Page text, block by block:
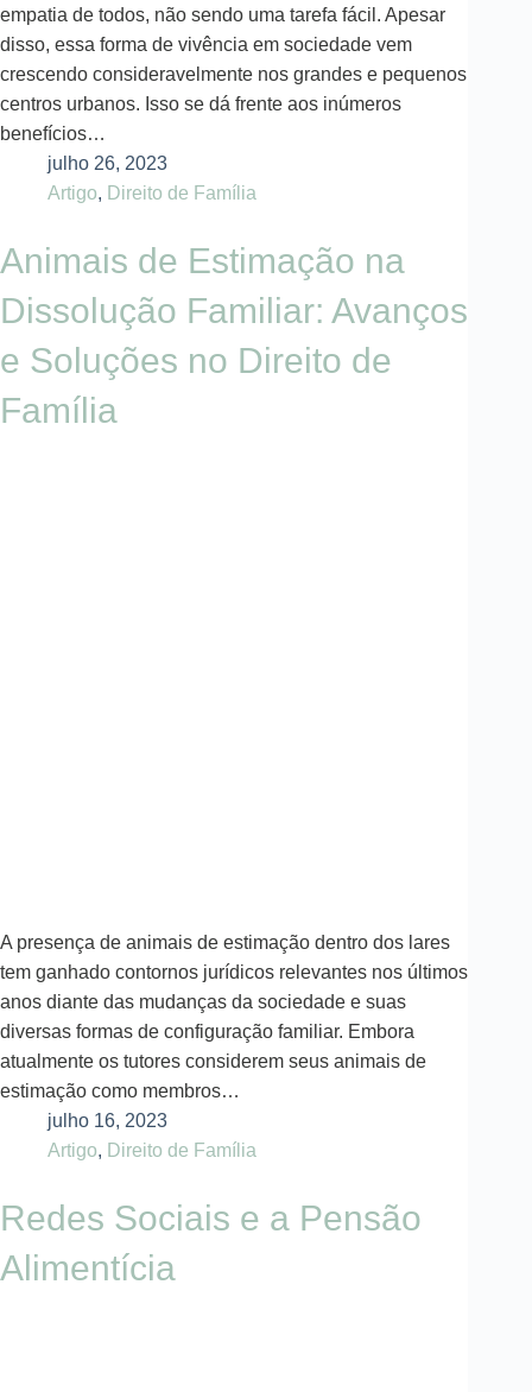
empatia de todos, não sendo uma tarefa fácil. Apesar
disso, essa forma de vivência em sociedade vem
crescendo consideravelmente nos grandes e pequenos
centros urbanos. Isso se dá frente aos inúmeros
benefícios…
julho 26, 2023
Artigo, Direito de Família
Animais de Estimação na
Dissolução Familiar: Avanços
e Soluções no Direito de
Família
A presença de animais de estimação dentro dos lares
tem ganhado contornos jurídicos relevantes nos últimos
anos diante das mudanças da sociedade e suas
diversas formas de configuração familiar. Embora
atualmente os tutores considerem seus animais de
estimação como membros…
julho 16, 2023
Artigo, Direito de Família
Redes Sociais e a Pensão
Alimentícia